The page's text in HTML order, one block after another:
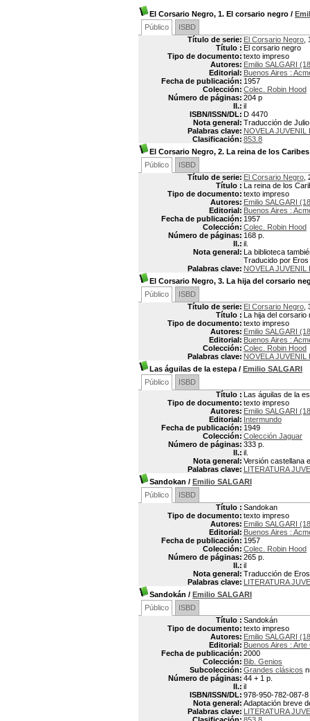
El Corsario Negro, 1. El corsario negro /
Público
ISBD
Título de serie: El Corsario Negro ,
Título : El corsario negro
Tipo de documento: texto impreso
Autores: Emilio SALGARI
Editorial: Buenos Aires :
Fecha de publicación: 1957
Colección: Colec. Robin Hood
Número de páginas: 204 p
Il.: il
ISBN/ISSN/DL: D 4470
Nota general: Traducción de
Palabras clave: NOVELA JUVENIL
Clasificación: 853.8
El Corsario Negro, 2. La reina de los Caribes
Público
ISBD
Título de serie: El Corsario Negro ,
Título : La reina de los
Tipo de documento: texto impreso
Autores: Emilio SALGARI
Editorial: Buenos Aires :
Fecha de publicación: 1957
Colección: Colec. Robin Hood
Número de páginas: 168 p.
Il.: il.
Nota general: La biblioteca
Traducido por Eros
Palabras clave: NOVELA JUVENIL
El Corsario Negro, 3. La hija del corsario
Público
ISBD
Título de serie: El Corsario Negro ,
Título : La hija del corsario
Tipo de documento: texto impreso
Autores: Emilio SALGARI
Editorial: Buenos Aires :
Colección: Colec. Robin Hood
Palabras clave: NOVELA JUVENIL
Las águilas de la estepa / Emilio SALGARI
Público
ISBD
Título : Las águilas de la
Tipo de documento: texto impreso
Autores: Emilio SALGARI
Editorial: Intermundo
Fecha de publicación: 1949
Colección: Colección Jaguar
Número de páginas: 333 p.
Il.: il.
Nota general: Versión castellana
Palabras clave: LITERATURA
Sandokan / Emilio SALGARI
Público
ISBD
Título : Sandokan
Tipo de documento: texto impreso
Autores: Emilio SALGARI
Editorial: Buenos Aires :
Fecha de publicación: 1957
Colección: Colec. Robin Hood
Número de páginas: 265 p.
Il.: il
Nota general: Traducción de
Palabras clave: LITERATURA
Sandokán / Emilio SALGARI
Público
ISBD
Título : Sandokán
Tipo de documento: texto impreso
Autores: Emilio SALGARI
Editorial: Buenos Aires :
Fecha de publicación: 2000
Colección: Bib. Genios
Subcolección: Grandes clásicos
Número de páginas: 44 + 1 p.
Il.: il
ISBN/ISSN/DL: 978-950-782-087-8
Nota general: Adaptación breve
Palabras clave: LITERATURA